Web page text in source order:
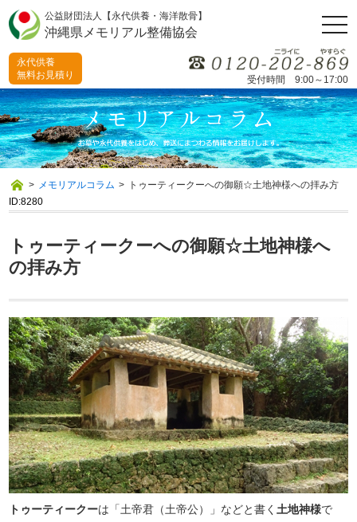
公益財団法人【永代供養・海洋散骨】
沖縄県メモリアル整備協会
受付時間 9:00～17:00
永代供養
無料お見積り
> メモリアルコラム >
トゥーティークーへの御願☆土地神様への拝み方
ID:8280
トゥーティークーへの御願☆土地神様へ
の拝み方
トゥーティークーは「土帝君（土帝公）」などと書く 土地神様で